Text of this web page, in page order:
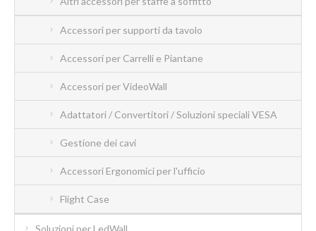
Accessori per supporti da tavolo
Accessori per Carrelli e Piantane
Accessori per VideoWall
Adattatori / Convertitori / Soluzioni speciali VESA
Gestione dei cavi
Accessori Ergonomici per l'ufficio
Flight Case
Soluzioni per LedWall